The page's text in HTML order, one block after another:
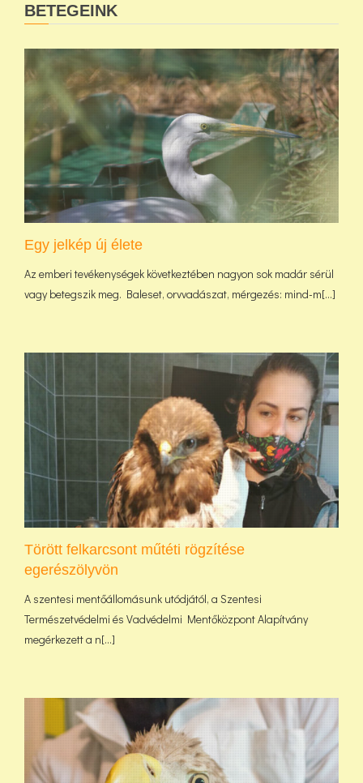
BETEGEINK
Egy jelkép új élete
Az emberi tevékenységek következtében nagyon sok madár sérül
vagy betegszik meg. Baleset, orvvadászat, mérgezés: mind-m[...]
Törött felkarcsont műtéti rögzítése
egerészölyvön
A szentesi mentőállomásunk utódjától, a Szentesi
Természetvédelmi és Vadvédelmi Mentőközpont Alapítvány
megérkezett a n[...]